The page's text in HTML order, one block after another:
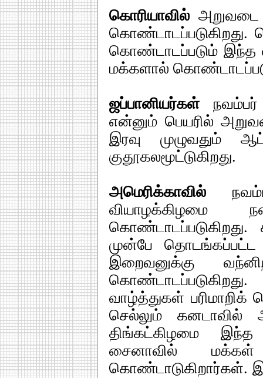
கொரியாவில்அறுவடை
கொண்டாடப்படுகிறது.
கொண்டாடப்படும் இந்த
மக்களால்
ஜப்பானியர்கள்
என்னும் பெயரில்
இரவு முழுவதும்
குதூகலமூட்டுகிறது.
அமெரிக்காவில்
வியாழக்கிழமை
முன்பே
இறைவனுக்கு
வாழ்த்துகள் பரிமாறிக்
செல்லும் கனடாவில்
திங்கட்கிழமை இந்த
சைனாவில்
கொண்டாடுகிறார்கள்.